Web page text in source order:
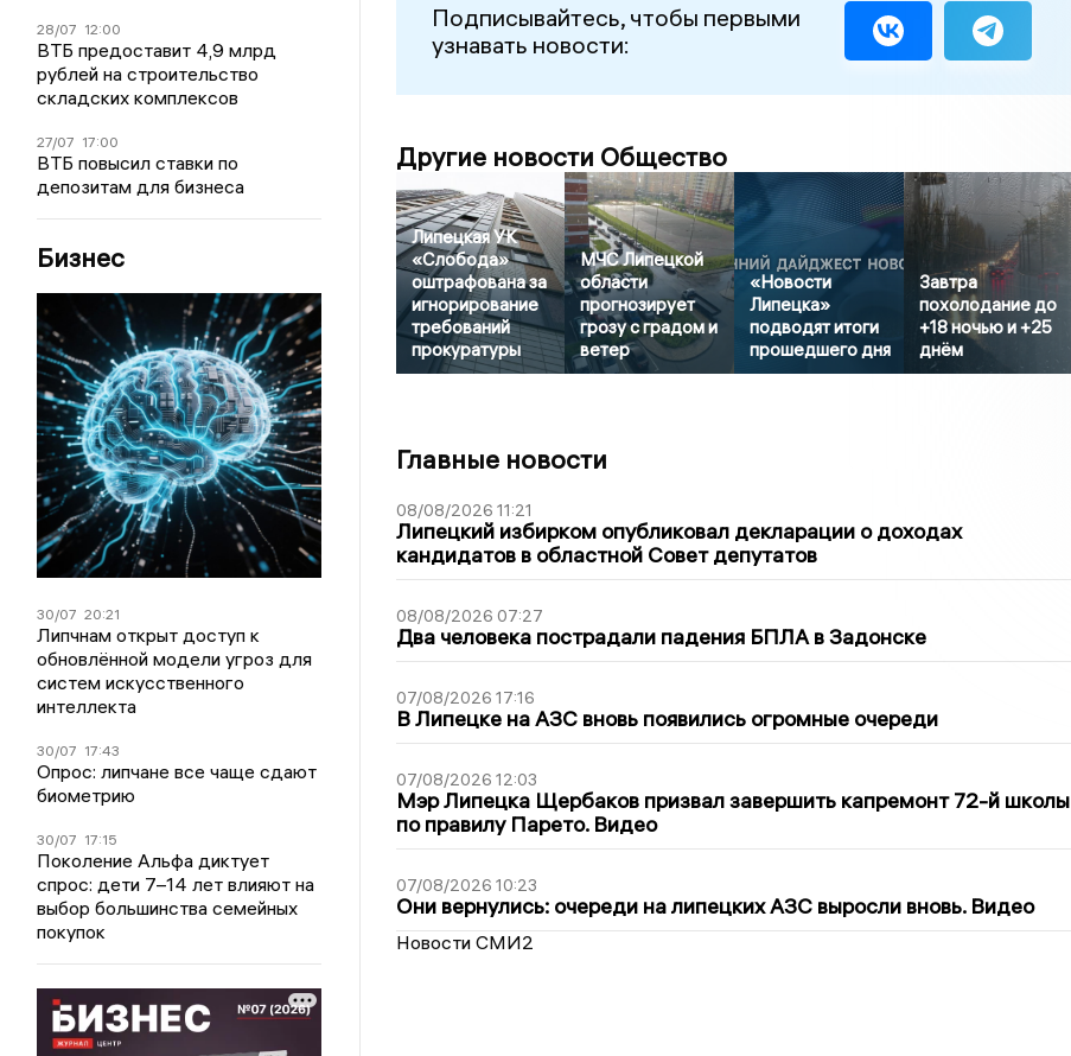
28/07 12:00
ВТБ предоставит 4,9 млрд
рублей на строительство
складских комплексов
27/07 17:00
ВТБ повысил ставки по
депозитам для бизнеса
Бизнес
30/07 20:21
Липчнам открыт доступ к
обновлённой модели угроз для
систем искусственного
интеллекта
30/07 17:43
Опрос: липчане все чаще сдают
биометрию
30/07 17:15
Поколение Альфа диктует
спрос: дети 7–14 лет влияют на
выбор большинства семейных
покупок
Подписывайтесь, чтобы первыми
узнавать новости:
Другие новости Общество
Липецкая УК
«Слобода»
оштрафована за
игнорирование
требований
прокуратуры
МЧС Липецкой
области
прогнозирует
грозу с градом и
ветер
«Новости
Липецка»
подводят итоги
прошедшего дня
Завтра
похолодание до
+18 ночью и +25
днём
Главные новости
08/08/2026 11:21
Липецкий избирком опубликовал декларации о доходах
кандидатов в областной Совет депутатов
08/08/2026 07:27
Два человека пострадали падения БПЛА в Задонске
07/08/2026 17:16
В Липецке на АЗС вновь появились огромные очереди
07/08/2026 12:03
Мэр Липецка Щербаков призвал завершить капремонт 72-й школы
по правилу Парето. Видео
07/08/2026 10:23
Они вернулись: очереди на липецких АЗС выросли вновь. Видео
Новости СМИ2